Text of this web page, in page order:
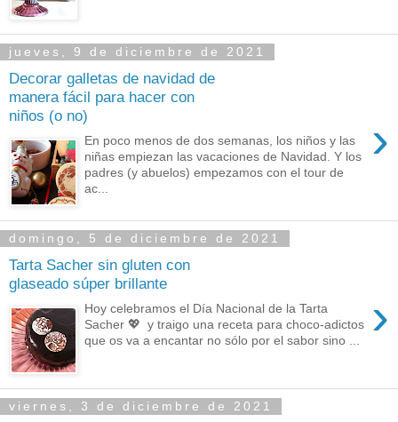
jueves, 9 de diciembre de 2021
Decorar galletas de navidad de
manera fácil para hacer con
niños (o no)
›
En poco menos de dos semanas, los niños y las
niñas empiezan las vacaciones de Navidad. Y los
padres (y abuelos) empezamos con el tour de
ac...
domingo, 5 de diciembre de 2021
Tarta Sacher sin gluten con
glaseado súper brillante
›
Hoy celebramos el Día Nacional de la Tarta
Sacher 💖 y traigo una receta para choco-adictos
que os va a encantar no sólo por el sabor sino ...
viernes, 3 de diciembre de 2021